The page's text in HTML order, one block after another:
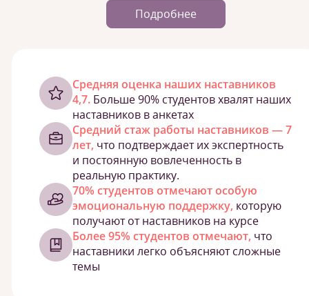
Подробнее
Cредняя оценка наших наставников
4,7. Больше 90% студентов хвалят наших
наставников в анкетах
Средний стаж работы наставников — 7
лет, что подтверждает их экспертность
и постоянную вовлеченность в
реальную практику.
70% студентов отмечают особую
эмоциональную поддержку, которую
получают от наставников на курсе
Более 95% студентов отмечают, что
наставники легко объясняют сложные
темы